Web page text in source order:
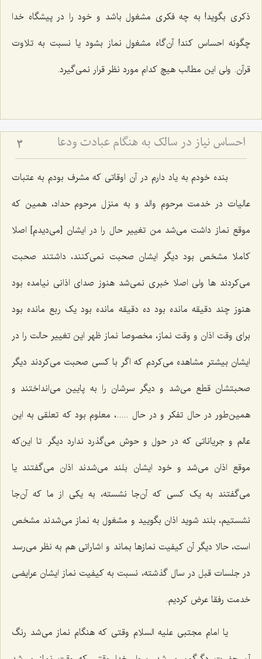
ذکری بگوید! به چه فکری مشغول باشد و خود را در پیشگاه خدا
چگونه احساس کند! آن‌گاه مشغول نماز بشود یا نسبت به تلاوت
قرآن. ولی این مطالب هیچ کدام مورد نظر قرار نمی‌گیرد.
احساس نیاز در سالک به هنگام عبادت ودعا 3
بنده خودم به یاد دارم در آن اوقاتی که مشرف بودم به عتبات
عالیات در خدمت مرحوم والد و به منزل مرحوم حداد، همین که
موقع نماز داشت می‌شد من تغییر حال را در ایشان [می‌دیدم‌] اصلا
کاملا مشخص بود دیگر ایشان صحبت نمی‌کنند، داشتند صحبت
می‌کردند ها ولی اصلا خبری نمی‌شد هنوز صدای اذانی نیامده بود
هنوز چند دقیقه مانده بود ده دقیقه مانده بود یک ربع مانده بود
برای وقت اذان و وقت نماز، مخصوصا نماز ظهر این تغییر حالت را در
ایشان بیشتر مشاهده می‌کردم که اگر با کسی صحبت می‌کردند دیگر
صحبتشان قطع می‌شد و دیگر سرشان را به پایین می‌انداختند و
همین‌طور در حال تفکر و در حال .....، معلوم بود که تعلقی به این
عالم و جریاناتی که در حول و حوش می‌گذرد ندارد دیگر. تا این‌که
موقع اذان می‌شد و خود ایشان بلند می‌شدند اذان می‌گفتند یا
می‌گفتند به یک کسی که آن‌جا نشسته، به یکی از ما که آن‌جا
نشستیم، بلند شوید اذان بگویید و مشغول به نماز می‌شدند مشخص
است، حالا دیگر آن کیفیت نمازها بماند و اشاراتی هم به نظر می‌رسد
در جلسات قبل در سال گذشته، نسبت به کیفیت نماز ایشان عرایضی
خدمت رفقا عرض کردیم.
یا امام مجتبی علیه السلام وقتی که هنگام نماز می‌شد رنگ